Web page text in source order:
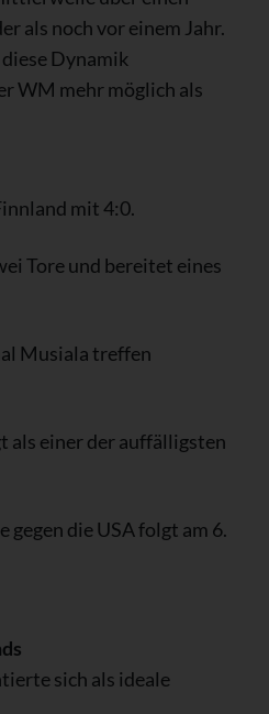
als noch vor einem Jahr.
Dynamik
WM mehr möglich als
mit 4:0.
Tore und bereitet eines
Musiala treffen
als einer der auffälligsten
die USA folgt am 6.
sich als ideale